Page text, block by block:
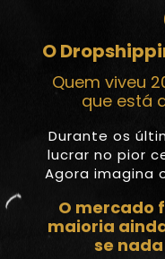
O
Quem viveu
que está
Durante os
lucrar no pior
Agora imagina
O mercado
maioria
se